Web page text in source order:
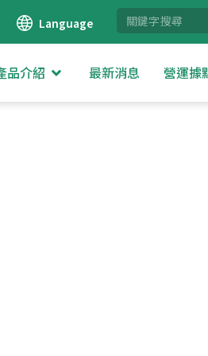
Language
品介紹 最新消息 營運據